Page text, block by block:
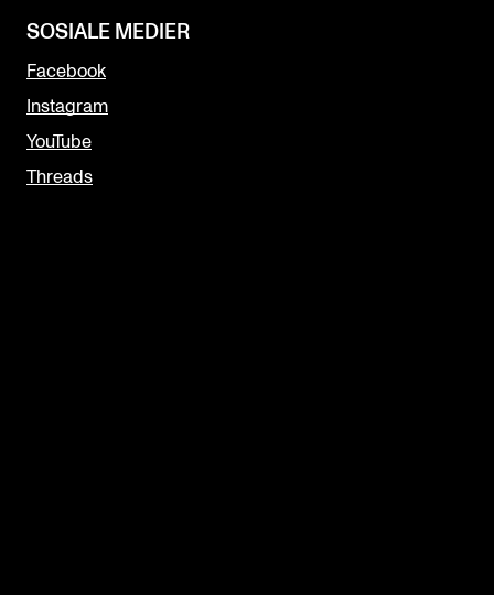
SOSIALE MEDIER
Facebook
Instagram
YouTube
Threads